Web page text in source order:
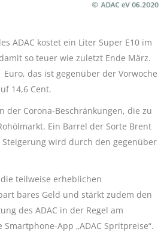
ADAC kostet ein Liter Super E10 im
so teuer wie zuletzt Ende März.
das ist gegenüber der Vorwoche
14,6 Cent.
der Corona-Beschränkungen, die zu
Ein Barrel der Sorte Brent
wird durch den gegenüber
teilweise erheblichen
bares Geld und stärkt zudem den
des ADAC in der Regel am
App „ADAC Spritpreise“.